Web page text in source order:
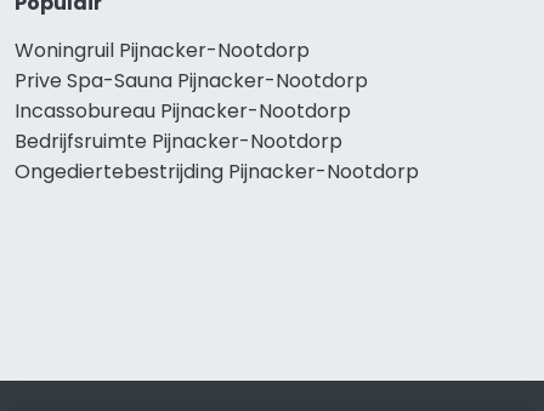
Woningruil Pijnacker-Nootdorp
Prive Spa-Sauna Pijnacker-Nootdorp
Incassobureau Pijnacker-Nootdorp
Bedrijfsruimte Pijnacker-Nootdorp
Ongediertebestrijding Pijnacker-Nootdorp